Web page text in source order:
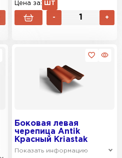
Цена за: ШТ
- +
Боковая левая
черепица Antik
Красный Kriastak
Показать информацию